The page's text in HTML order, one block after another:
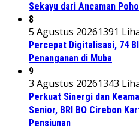
Sekayu dari Ancaman
8
5 Agustus 20261391
Percepat Digitalisasi, 74
Penanganan di Muba
9
3 Agustus 20261343
Perkuat Sinergi dan
Senior, BRI BO Cirebon
Pensiunan